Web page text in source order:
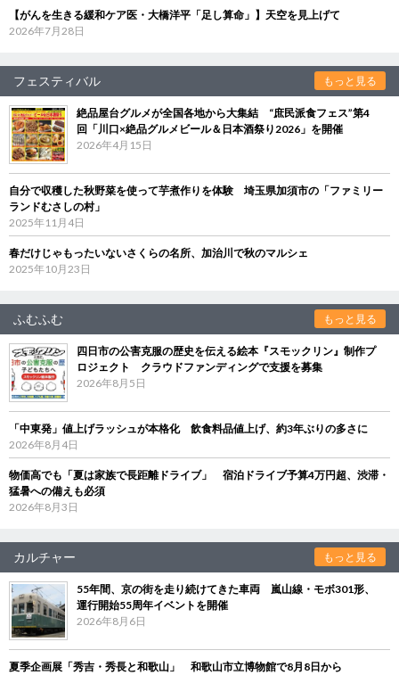
【がんを生きる緩和ケア医・大橋洋平「足し算命」】天空を見上げて
2026年7月28日
フェスティバル もっと見る
絶品屋台グルメが全国各地から大集結 “庶民派食フェス”第4
回「川口×絶品グルメビール＆日本酒祭り2026」を開催
2026年4月15日
自分で収穫した秋野菜を使って芋煮作りを体験 埼玉県加須市の「ファミリー
ランドむさしの村」
2025年11月4日
春だけじゃもったいないさくらの名所、加治川で秋のマルシェ
2025年10月23日
ふむふむ もっと見る
四日市の公害克服の歴史を伝える絵本『スモックリン』制作プ
ロジェクト クラウドファンディングで支援を募集
2026年8月5日
「中東発」値上げラッシュが本格化 飲食料品値上げ、約3年ぶりの多さに
2026年8月4日
物価高でも「夏は家族で長距離ドライブ」 宿泊ドライブ予算4万円超、渋滞・
猛暑への備えも必須
2026年8月3日
カルチャー もっと見る
55年間、京の街を走り続けてきた車両 嵐山線・モボ301形、
運行開始55周年イベントを開催
2026年8月6日
夏季企画展「秀吉・秀長と和歌山」 和歌山市立博物館で8月8日から